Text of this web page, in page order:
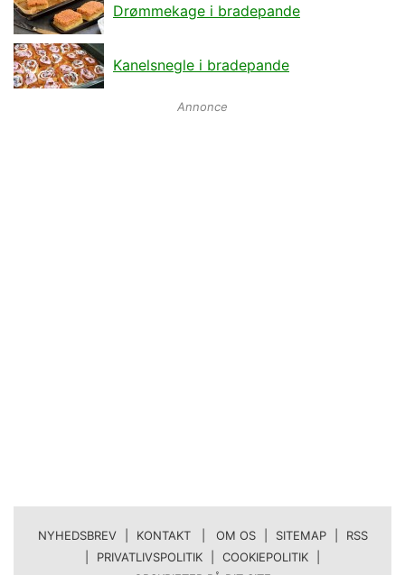
Drømmekage i bradepande
Kanelsnegle i bradepande
Annonce
NYHEDSBREV KONTAKT | OM OS SITEMAP
RSS
PRIVATLIVSPOLITIK COOKIEPOLITIK